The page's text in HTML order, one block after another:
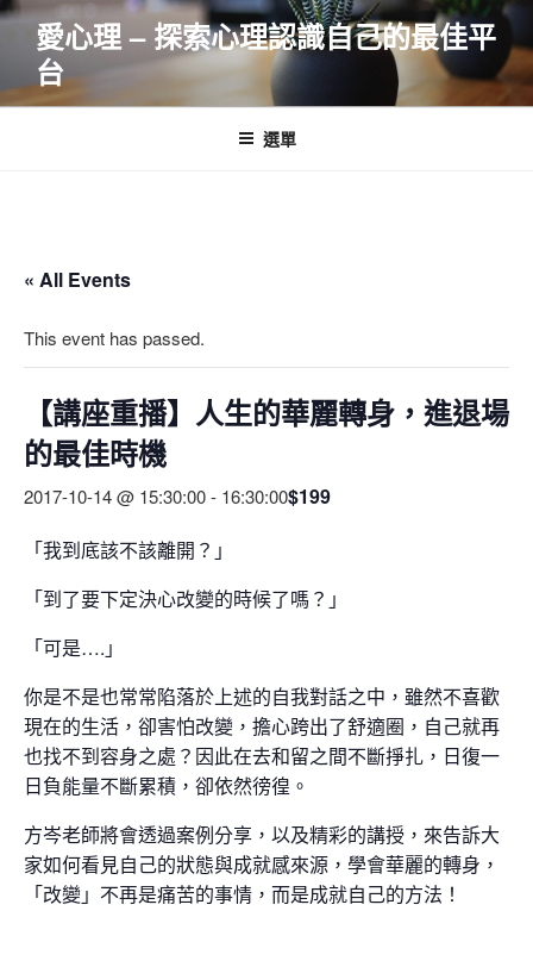
跳
要
愛心理 – 探索心理認識自己的最佳平
台
選單
« All Events
This event has passed.
【講座重播】人生的華麗轉身，進退場
的最佳時機
2017-10-14 @ 15:30:00- 16:30:00$199
「我到底該不該離開？」
「到了要下定決心改變的時候了嗎？」
「可是…. 」
你是不是也常常陷落於上述的自我對話之中，雖然不喜歡
現在的生活，卻害怕改變，擔心跨出了舒適圈 ，自己就再
也找不到容身之處？因此在去和留之間不斷掙扎，日復一
日負能量不斷累積，卻依然徬徨。
方岑老師將會透過案例分享，以及精彩的講授，來告訴大
家如何看見自己的狀態與成就感來源，學會華麗的轉身，
「改變」 不再是痛苦的事情，而是成就自己的方法！